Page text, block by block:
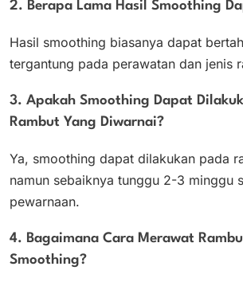
2. Berapa Lama Hasil Smoothing
Hasil smoothing biasanya dapat
tergantung pada perawatan dan jenis
3. Apakah Smoothing Dapat
Rambut Yang Diwarnai?
Ya, smoothing dapat dilakukan pada
namun sebaiknya tunggu 2-3 minggu
pewarnaan.
4. Bagaimana Cara Merawat
Smoothing?